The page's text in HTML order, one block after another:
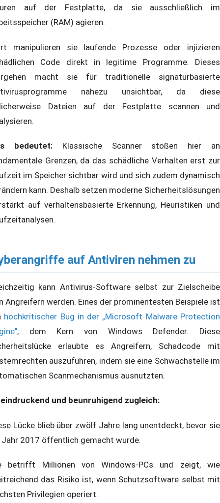
auf der Festplatte, da sie ausschließlich im
(RAM) agieren.
manipulieren sie laufende Prozesse oder injizieren
Code direkt in legitime Programme. Dieses
macht sie für traditionelle signaturbasierte
nahezu unsichtbar, da diese
Dateien auf der Festplatte scannen und
bedeutet:Klassische Scanner stoßen hier an
Grenzen, da das schädliche Verhalten erst zur
im Speicher sichtbar wird und sich zudem dynamisch
kann. Deshalb setzen moderne Sicherheitslösungen
auf verhaltensbasierte Erkennung, Heuristiken und
auf Antiviren nehmen zu
kann Antivirus-Software selbst zur Zielscheibe
Angreifern werden. Eines der prominentesten Beispiele ist
hochkritischer Bug in der „Microsoft Malware Protection
, dem Kern von Windows Defender. Diese
erlaubte es Angreifern, Schadcode mit
auszuführen, indem sie eine Schwachstelle im
Scanmechanismus ausnutzten.
und beunruhigend zugleich:
Lücke blieb über zwölf Jahre lang unentdeckt, bevor sie
2017 öffentlich gemacht wurde.
betrifft Millionen von Windows-PCs und zeigt, wie
das Risiko ist, wenn Schutzsoftware selbst mit
Privilegien operiert.